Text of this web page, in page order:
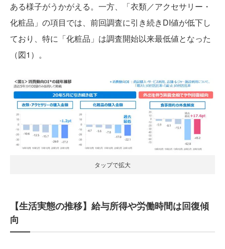
ある様子がうかがえる。一方、「衣類／アクセサリー・
化粧品」の項目では、前回調査に引き続きDI値が低下し
ており、特に「化粧品」は調査開始以来最低値となった
（図1）。
タップで拡大
【生活実態の推移】給与所得や労働時間は回復傾
向